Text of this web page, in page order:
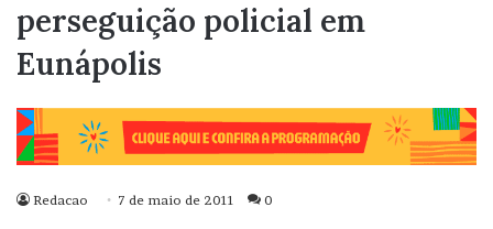
perseguição policial em
Eunápolis
Redacao 7 de maio de 2011 0